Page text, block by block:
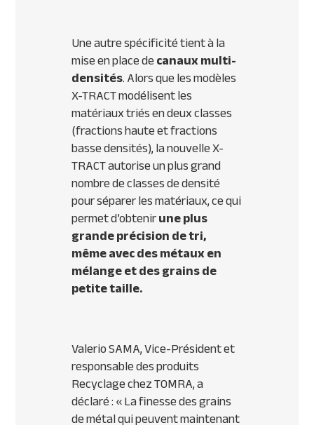
Une autre spécificité tient à la
mise en place decanaux multi-
densités. Alors que les modèles
X-TRACT modélisent les
matériaux triés en deux classes
(fractions haute et fractions
basse densités), la nouvelle X-
TRACT autorise un plus grand
nombre de classes de densité
pour séparer les matériaux, ce qui
permet d’obtenirune plus
grande précision de tri,
même avec des métaux en
mélange et des grains de
petite taille.
Valerio SAMA, Vice-Président et
responsable des produits
Recyclage chez TOMRA, a
déclaré :« La finesse des grains
de métal qui peuvent maintenant